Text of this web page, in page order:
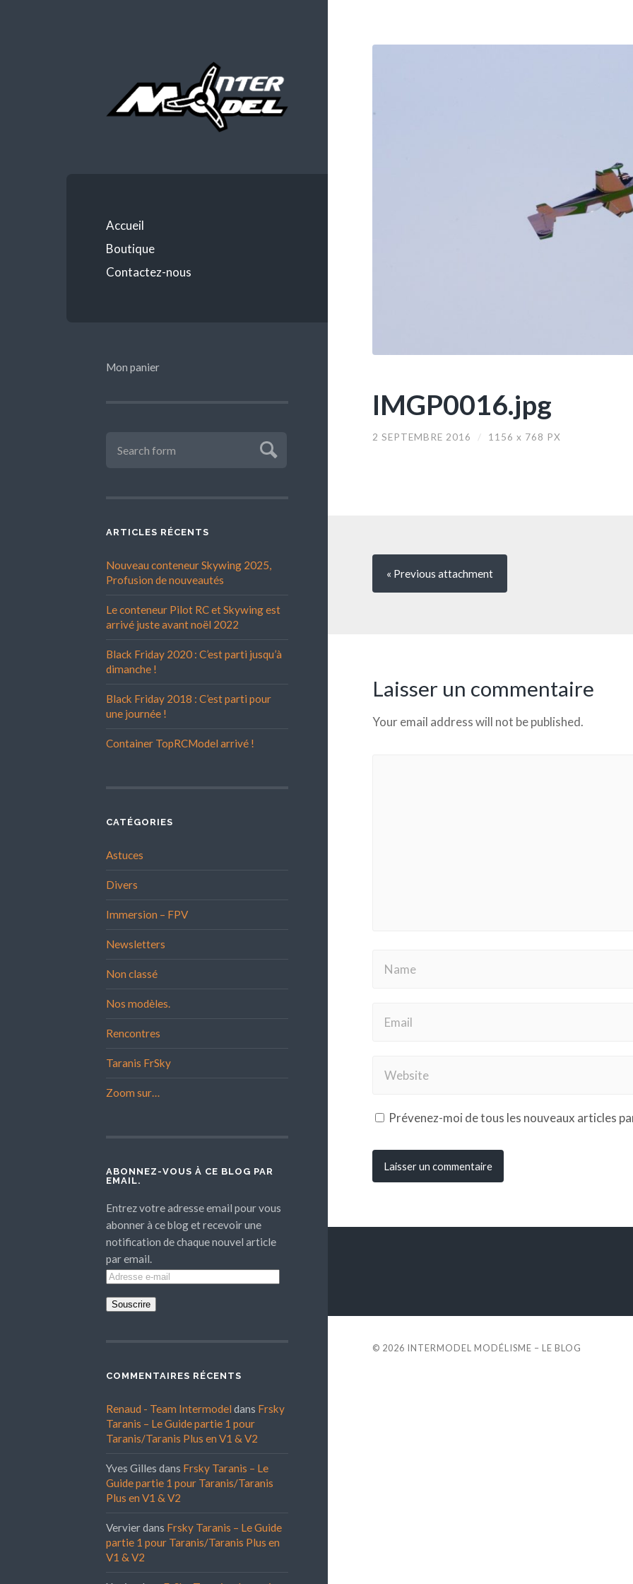
Accueil
Boutique
Contactez-nous
Mon panier
ARTICLES RÉCENTS
Nouveau conteneur Skywing 2025,
Profusion de nouveautés
Le conteneur Pilot RC et Skywing est
arrivé juste avant noël 2022
Black Friday 2020 : C’est parti jusqu’à
dimanche !
Black Friday 2018 : C’est parti pour
une journée !
Container TopRCModel arrivé !
CATÉGORIES
Astuces
Divers
Immersion – FPV
Newsletters
Non classé
Nos modèles.
Rencontres
Taranis FrSky
Zoom sur…
ABONNEZ-VOUS À CE BLOG PAR
EMAIL.
Entrez votre adresse email pour vous
abonner à ce blog et recevoir une
notification de chaque nouvel article
par email.
Adresse
e-
COMMENTAIRES RÉCENTS
Renaud - Team Intermodel dans Frsky
Taranis – Le Guide partie 1 pour
Taranis/Taranis Plus en V1 & V2
Yves Gilles dans Frsky Taranis – Le
Guide partie 1 pour Taranis/Taranis
Plus en V1 & V2
Vervierdans Frsky Taranis – Le Guide
partie 1 pour Taranis/Taranis Plus en
V1 & V2
IMGP0016.jpg
2 SEPTEMBRE 2016 / 1156 x 768 PX
« Previous attachment
Laisser un commentaire
Your email address will not be published.
Prévenez-moi de tous les nouveaux articles
© 2026 INTERMODEL MODÉLISME – LE BLOG